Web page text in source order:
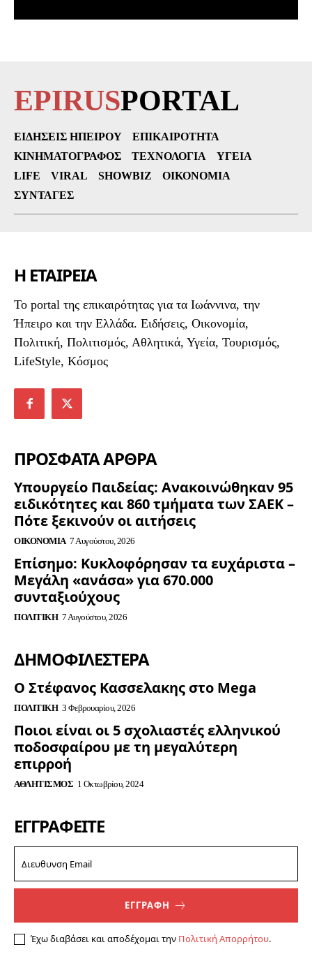
EPIRUSPORTAL
ΕΙΔΉΣΕΙΣ ΗΠΕΊΡΟΥ
ΕΠΙΚΑΙΡΌΤΗΤΑ
ΚΙΝΗΜΑΤΟΓΡΆΦΟΣ
ΤΕΧΝΟΛΟΓΊΑ
ΥΓΕΊΑ
LIFE
VIRAL SHOWBIZ
ΟΙΚΟΝΟΜΊΑ
ΣΥΝΤΑΓΈΣ
Η ΕΤΑΙΡΕΙΑ
To portal της επικαιρότητας για τα Ιωάννινα, την
Ήπειρο και την Ελλάδα. Ειδήσεις, Οικονομία,
Πολιτική, Πολιτισμός, Αθλητικά, Υγεία, Τουρισμός,
LifeStyle, Κόσμος
ΠΡΟΣΦΑΤΑ ΑΡΘΡΑ
Υπουργείο Παιδείας: Ανακοινώθηκαν 95
ειδικότητες και 860 τμήματα των ΣΑΕΚ –
Πότε ξεκινούν οι αιτήσεις
ΟΙΚΟΝΟΜΊΑ 7 Αυγούστου, 2026
Επίσημο: Κυκλοφόρησαν τα ευχάριστα –
Μεγάλη «ανάσα» για 670.000
συνταξιούχους
ΠΟΛΙΤΙΚΉ 7 Αυγούστου, 2026
ΔΗΜΟΦΙΛΈΣΤΕΡΑ
Ο Στέφανος Κασσελακης στο Mega
ΠΟΛΙΤΙΚΉ 3 Φεβρουαρίου, 2026
Ποιοι είναι οι 5 σχολιαστές ελληνικού
ποδοσφαίρου με τη μεγαλύτερη
επιρροή
ΑΘΛΗΤΙΣΜΌΣ 1 Οκτωβρίου, 2024
ΕΓΓΡΑΦΕΊΤΕ
ΕΓΓΡΑΦΗ
Έχω διαβάσει και αποδέχομαι την Πολιτική Απορρήτου.